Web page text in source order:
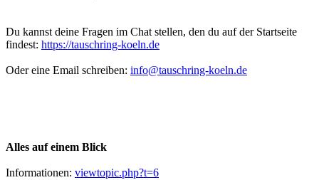
Du kannst deine Fragen im Chat stellen, den du auf der Startseite
findest: https://tauschring-koeln.de
Oder eine Email schreiben: info@tauschring-koeln.de
Alles auf einem Blick
Informationen: viewtopic.php?t=6